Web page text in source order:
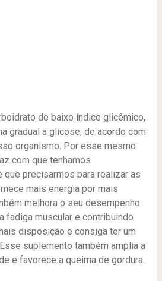
de baixo índice glicêmico,
gradual a glicose, de acordo com
organismo. Por esse mesmo
com que tenhamos
que precisarmos para realizar as
mais energia por mais
melhora o seu desempenho
fadiga muscular e contribuindo
disposição e consiga ter um
suplemento também amplia a
e favorece a queima de gordura.